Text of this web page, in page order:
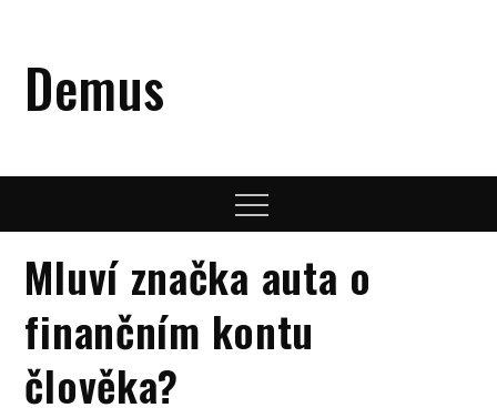
contentDemus
Menu
Mluví značka auta o
finančním kontu
člověka?